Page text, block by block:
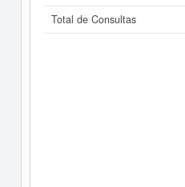
Total de Consultas